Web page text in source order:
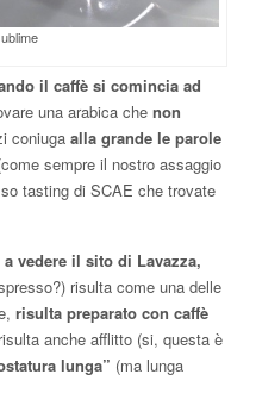
il caffè si comincia ad
una arabica che non
coniuga alla grande le parole
sempre il nostro assaggio
tasting di SCAE che trovate
vedere il sito di Lavazza,
risulta come una delle
risulta preparato con caffè
anche afflitto (si, questa è
lunga” (ma lunga